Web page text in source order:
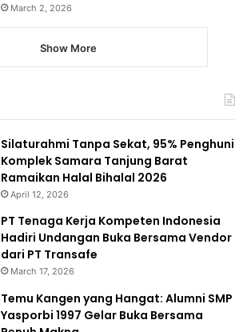
March 2, 2026
Show More
Silaturahmi Tanpa Sekat, 95% Penghuni
Komplek Samara Tanjung Barat
Ramaikan Halal Bihalal 2026
April 12, 2026
PT Tenaga Kerja Kompeten Indonesia
Hadiri Undangan Buka Bersama Vendor
dari PT Transafe
March 17, 2026
Temu Kangen yang Hangat: Alumni SMP
Yasporbi 1997 Gelar Buka Bersama